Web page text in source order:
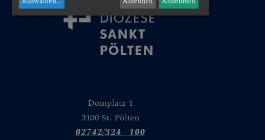
der Kirchen
Domplatz 1
3100 St. Pölten
02742/324 - 100